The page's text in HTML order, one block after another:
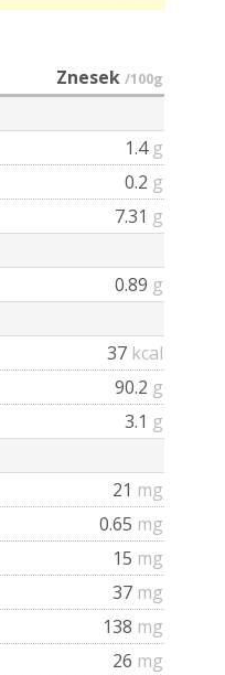
Znesek /100g
1.4 g
0.2 g
7.31 g
0.89 g
37 kcal
90.2 g
3.1 g
21 mg
0.65 mg
15 mg
37 mg
138 mg
26 mg